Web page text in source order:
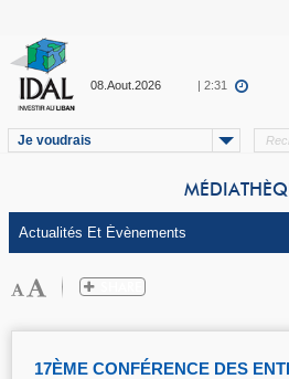
08.Aout.2026 | 2:31
Je voudrais
17ÈME CONFÉRENCE DES